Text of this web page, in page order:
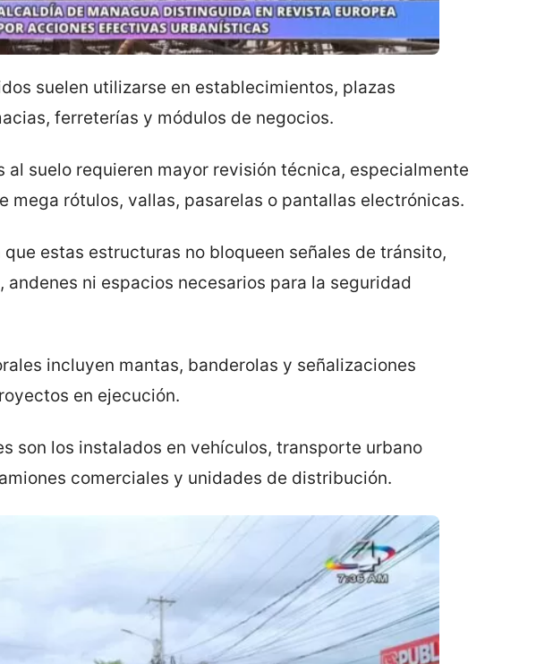
suelen utilizarse en establecimientos, plazas
ferreterías y módulos de negocios.
al suelo requieren mayor revisión técnica, especialmente
mega rótulos, vallas, pasarelas o pantallas electrónicas.
estas estructuras no bloqueen señales de tránsito,
andenes ni espacios necesarios para la seguridad
incluyen mantas, banderolas y señalizaciones
en ejecución.
son los instalados en vehículos, transporte urbano
comerciales y unidades de distribución.